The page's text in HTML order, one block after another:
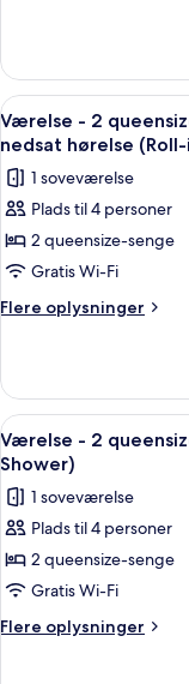
tilpasset
personer
med
nedsat
hørelse
(Accessible
Bathtub)
-
queensize-
senge
tilpasset
personer
nedsat
hørelse
Bathtub)
Indlæs
alle
billeder
af
Værelse
-
2
queensize-
tilpasset
personer
med
nedsat
hørelse
(Roll-
in
Shower)
6
Værelse - 2
nedsat hørelse
1 soveværelse
Plads til 4 personer
2 queensize-senge
Gratis Wi-Fi
Flere oplysninger
Flere
-
queensize-
senge
tilpasset
personer
nedsat
hørelse
in
Indlæs
alle
billeder
af
Værelse
-
2
queensize-
6
Værelse - 2
Shower)
1 soveværelse
Plads til 4 personer
2 queensize-senge
Gratis Wi-Fi
Flere oplysninger
Flere